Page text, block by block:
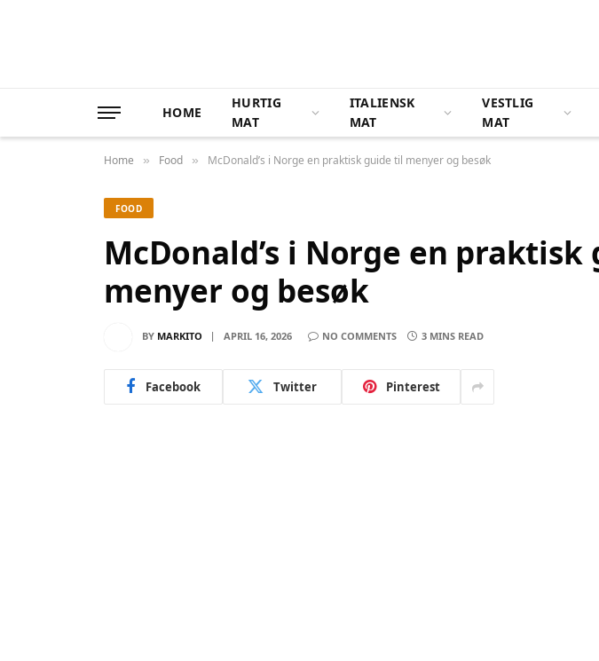
HOME
HURTIG
MAT
ITALIENSK
MAT
VESTLIG
MAT
Home » Food » McDonald’s i Norge en praktisk guide til menyer og besøk
FOOD
McDonald’s i Norge en
menyer og besøk
BY MARKITO APRIL 16, 2026 NO COMMENTS 3 MINS READ
Facebook Twitter Pinterest